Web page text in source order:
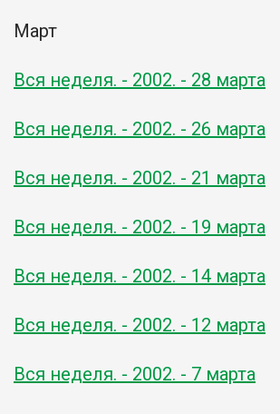
Март
Вся неделя. - 2002. - 28 марта
Вся неделя. - 2002. - 26 марта
Вся неделя. - 2002. - 21 марта
Вся неделя. - 2002. - 19 марта
Вся неделя. - 2002. - 14 марта
Вся неделя. - 2002. - 12 марта
Вся неделя. - 2002. - 7 марта